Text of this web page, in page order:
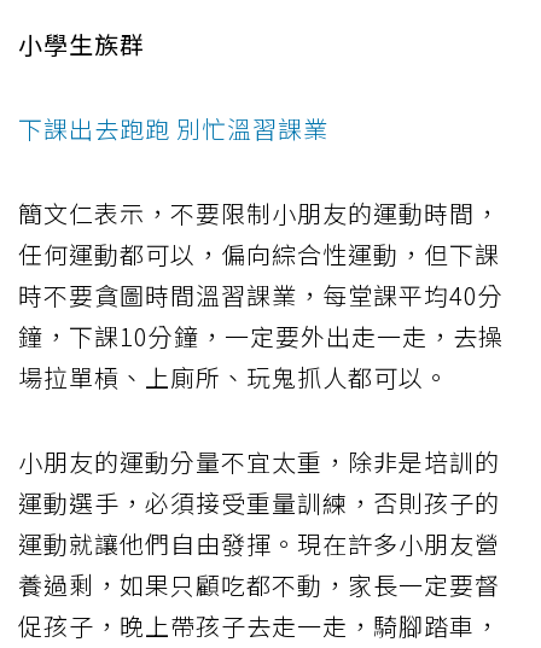
小學生族群
下課出去跑跑 別忙溫習課業
簡文仁表示，不要限制小朋友的運動時間，
任何運動都可以，偏向綜合性運動，但下課
時不要貪圖時間溫習課業，每堂課平均40分
鐘，下課10分鐘，一定要外出走一走，去操
場拉單槓、上廁所、玩鬼抓人都可以。
小朋友的運動分量不宜太重，除非是培訓的
運動選手，必須接受重量訓練，否則孩子的
運動就讓他們自由發揮。現在許多小朋友營
養過剩，如果只顧吃都不動，家長一定要督
促孩子，晚上帶孩子去走一走，騎腳踏車，